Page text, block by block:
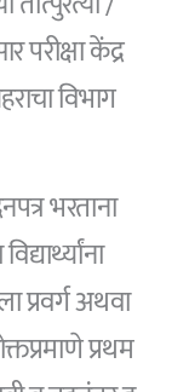
परीक्षा केंद्र
विभाग
भरताना
प्रवर्ग अथवा
प्रथम